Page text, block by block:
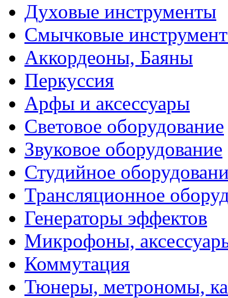
Духовые инструменты
Смычковые
Аккордеоны, Баяны
Перкуссия
Арфы и аксессуары
Световое оборудование
Звуковое оборудование
Студийное
Трансляционное
Генераторы эффектов
Микрофоны,
Коммутация
Тюнеры, метрономы,